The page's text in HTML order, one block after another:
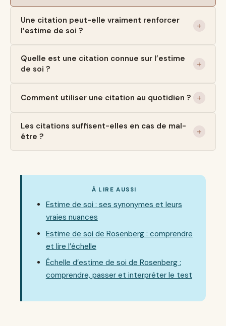
Une citation peut-elle vraiment renforcer
l’estime de soi ?
Quelle est une citation connue sur l’estime
de soi ?
Comment utiliser une citation au quotidien ?
Les citations suffisent-elles en cas de mal-
être ?
À LIRE AUSSI
Estime de soi : ses synonymes et leurs
vraies nuances
Estime de soi de Rosenberg : comprendre
et lire l’échelle
Échelle d’estime de soi de Rosenberg :
comprendre, passer et interpréter le test